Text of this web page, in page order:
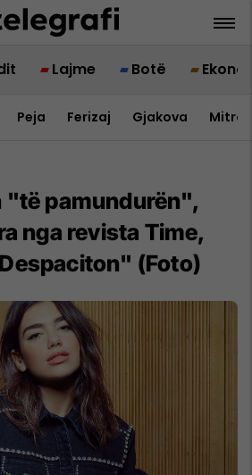
Lajme Botë
Peja Ferizaj Gjakova
"të pamundurën",
nga revista Time,
(Foto)